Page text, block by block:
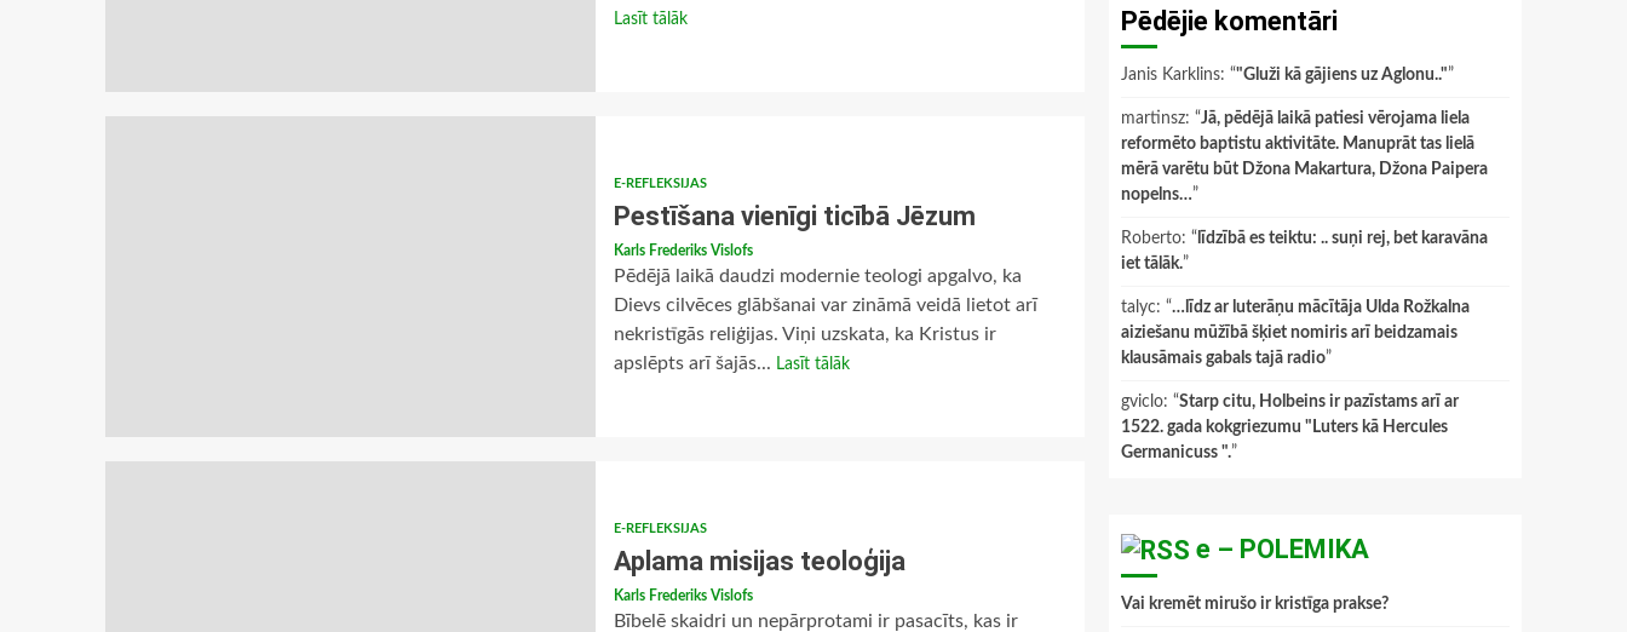
Lasīt tālāk
E-REFLEKSIJAS
Pestīšana vienīgi ticībā Jēzum
Karls Frederiks Vislofs
Pēdējā laikā daudzi modernie teologi apgalvo, ka
Dievs cilvēces glābšanai var zināmā veidā lietot arī
nekristīgās reliģijas. Viņi uzskata, ka Kristus ir
apslēpts arī šajās... Lasīt tālāk
E-REFLEKSIJAS
Aplama misijas teoloģija
Karls Frederiks Vislofs
Bībelē skaidri un nepārprotami ir pasacīts, kas ir
Pēdējie komentāri
Janis Karklins: “"Gluži kā gājiens uz Aglonu.."”
martinsz: “Jā, pēdējā laikā patiesi vērojama liela
reformēto baptistu aktivitāte. Manuprāt tas lielā
mērā varētu būt Džona Makartura, Džona Paipera
nopelns…”
Roberto: “ līdzībā es teiktu: .. suņi rej, bet karavāna
iet tālāk.”
talyc: “…līdz ar luterāņu mācītāja Ulda Rožkalna
aiziešanu mūžībā šķiet nomiris arī beidzamais
klausāmais gabals tajā radio”
gviclo: “Starp citu, Holbeins ir pazīstams arī ar
1522. gada kokgriezumu "Luters kā Hercules
Germanicuss ".”
e – POLEMIKA
Vai kremēt mirušo ir kristīga prakse?